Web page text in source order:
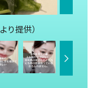
提供）